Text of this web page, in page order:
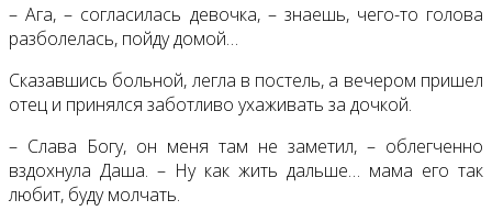
– Ага, – согласилась девочка, – знаешь, чего-то голова
разболелась, пойду домой…
Сказавшись больной, легла в постель, а вечером пришел
отец и принялся заботливо ухаживать за дочкой.
– Слава Богу, он меня там не заметил, – облегченно
вздохнула Даша. – Ну как жить дальше… мама его так
любит, буду молчать.